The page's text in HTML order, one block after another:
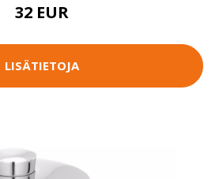
32 EUR
LISÄTIETOJA